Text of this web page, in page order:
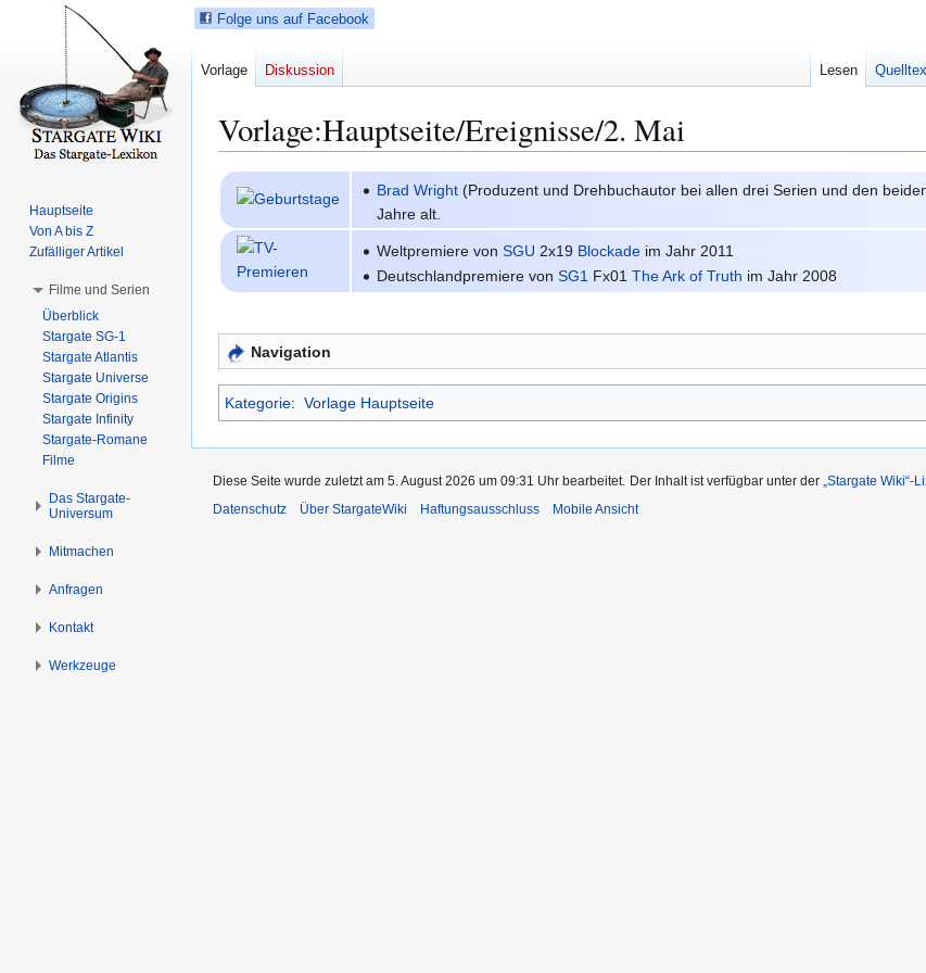
Vorlage:Hauptseite/Ereignisse/2. Mai
Z
a
a
i
o
s
p
Z
u
s
r
i
g
e
Brad Wright (Produzent und Drehbuchautor bei allen drei Serien und den
Jahre alt.
Weltpremiere vonSGU 2x19 Blockade im Jahr 2011
Deutschlandpremiere vonSG1 Fx01The Ark of Truth im Jahr 2008
Navigation
Kategorie: Vorlage Hauptseite
Folge uns auf Facebook
Vorlage Diskussion Lesen
Hauptseite
Von A bis Z
Zufälliger Artikel
Filme und Serien
Überblick
Stargate SG-1
Stargate Atlantis
Stargate Universe
Stargate Origins
Stargate Infinity
Stargate-Romane
Filme
Das Stargate-
Universum
Mitmachen
Anfragen
Kontakt
Werkzeuge
Diese Seite wurde zuletzt am 5. August 2026 um 09:31 Uhr bearbeitet. Der Inhalt ist verfügbar unter der „Stargate Wiki“-
Datenschutz
Über StargateWiki Haftungsausschluss Mobile Ansicht